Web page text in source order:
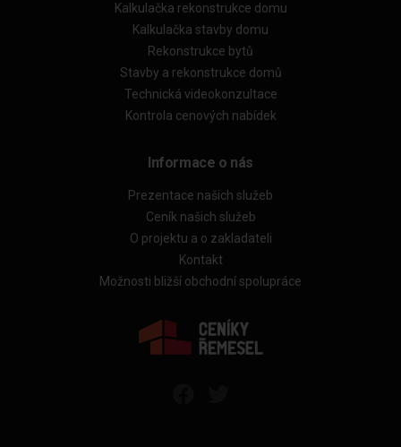
Kalkulačka rekonstrukce domu
Kalkulačka stavby domu
Rekonstrukce bytů
Stavby a rekonstrukce domů
Technická videokonzultace
Kontrola cenových nabídek
Informace o nás
Prezentace našich služeb
Ceník našich služeb
O projektu a o zakladateli
Kontakt
Možnosti bližší obchodní spolupráce